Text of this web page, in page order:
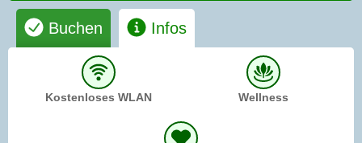
Buchen Infos
Kostenloses WLAN Wellness